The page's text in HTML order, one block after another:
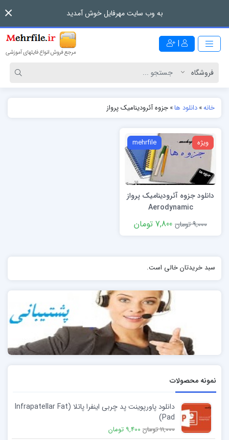
به وب سایت مهرفایل خوش آمدید
|
خانه»دانلود ها»جزوه آئرودینامیک پرواز
ویژه mehrfile
دانلود جزوه آئرودینامیک پرواز
Aerodynamic
9,000 تومان
7,800 تومان
سبد خریدتان خالی است.
نمونه محصولات
دانلود پاورپوینت پد چربی اینفرا پاتلا (Infrapatellar Fat
Pad)
11,000 تومان 9,400 تومان